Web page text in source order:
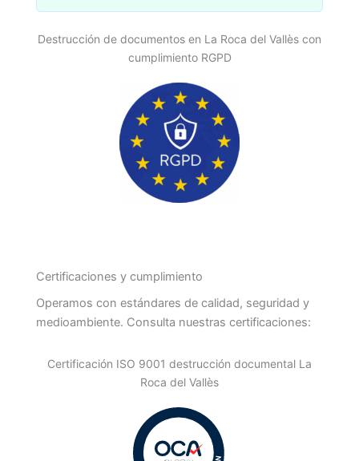
Destrucción de documentos en La Roca del Vallès con
cumplimiento RGPD
Certificaciones y cumplimiento
Operamos con estándares de calidad, seguridad y
medioambiente. Consulta nuestras certificaciones:
Certificación ISO 9001 destrucción documental La
Roca del Vallès